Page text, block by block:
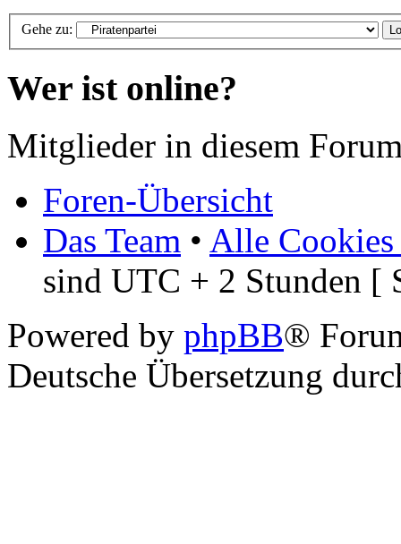
Gehe zu:
Wer ist online?
Mitglieder in diesem
Foren-Übersicht
Das Team • Alle Cookies
sind UTC + 2 Stunden [
Powered by phpBB®
Deutsche Übersetzung